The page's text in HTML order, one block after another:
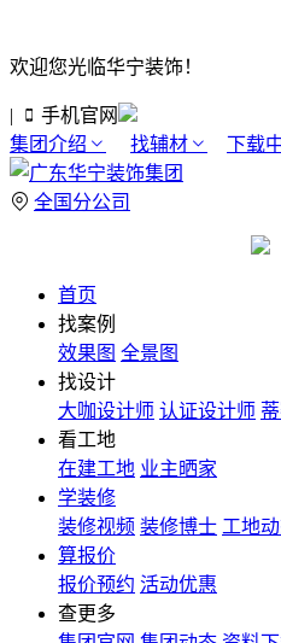
欢迎您光临华宁装饰！
|
手机官网
集团介绍
找辅材 下载
全国分公司
首页
找案例
效果图 全景图
找设计
大咖设计师 认证设计师
看工地
在建工地 业主晒家
学装修
装修视频 装修博士 工地
算报价
报价预约 活动优惠
查更多